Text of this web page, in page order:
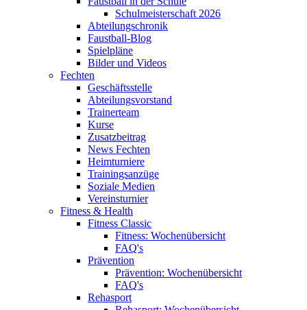
Schulmeisterschaft 2026
Abteilungschronik
Faustball-Blog
Spielpläne
Bilder und Videos
Fechten
Geschäftsstelle
Abteilungsvorstand
Trainerteam
Kurse
Zusatzbeitrag
News Fechten
Heimturniere
Trainingsanzüge
Soziale Medien
Vereinsturnier
Fitness & Health
Fitness Classic
Fitness: Wochenübersicht
FAQ's
Prävention
Prävention: Wochenübersicht
FAQ's
Rehasport